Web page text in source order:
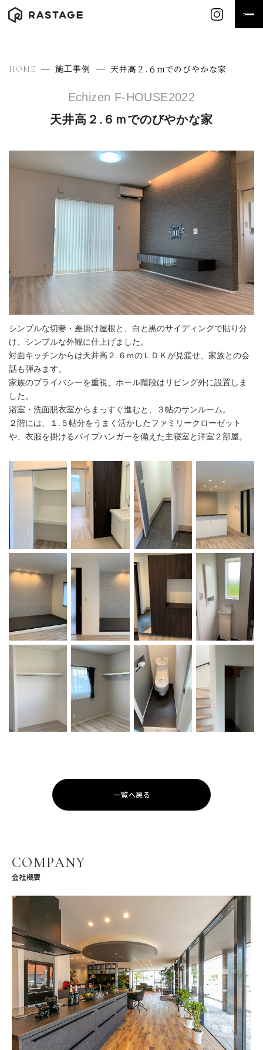
HOME 施工事例 天井高２.６ｍでのびやかな家
Echizen F-HOUSE2022
天井高２.６ｍでのびやかな家
シンプルな切妻・差掛け屋根と、白と黒のサイディングで貼り分
け、シンプルな外観に仕上げました。
対面キッチンからは天井高２.６ｍのＬＤＫが見渡せ、家族との会
話も弾みます。
家族のプライバシーを重視、ホール階段はリビング外に設置しま
した。
浴室・洗面脱衣室からまっすぐ進むと、３帖のサンルーム。
２階には、１.５帖分をうまく活かしたファミリークローゼット
や、衣服を掛けるパイプハンガーを備えた主寝室と洋室２部屋。
一覧へ戻る
COMPANY
会社概要